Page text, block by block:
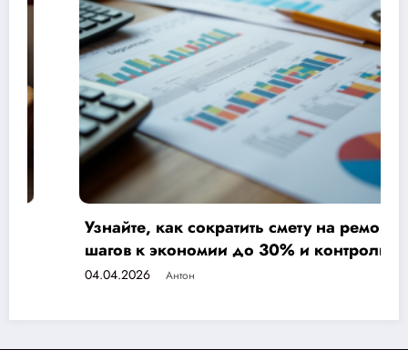
сократить смету на ремонт: 7
до 30% и контролю
Ремонт
выбрать,